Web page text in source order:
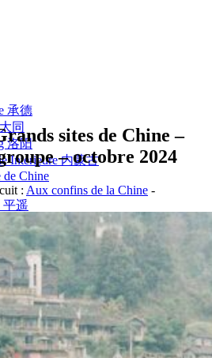
承德
同
洛阳
Intérieure 内蒙古
Chine
平遥
五台山
徽
杭州
西
Jaunes
山东
上海
州
sites de Chine –
– octobre 2024
: Aux confins de la Chine -